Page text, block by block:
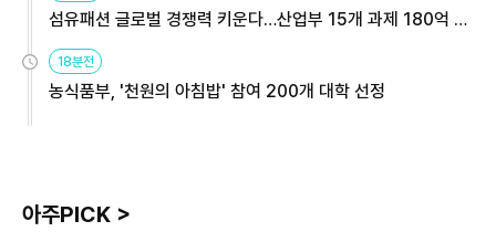
섬유패션 글로벌 경쟁력 키운다…산업부 15개 과제 180억 지
18분전
농식품부, '천원의 아침밥' 참여 200개 대학 선정
아주PICK >